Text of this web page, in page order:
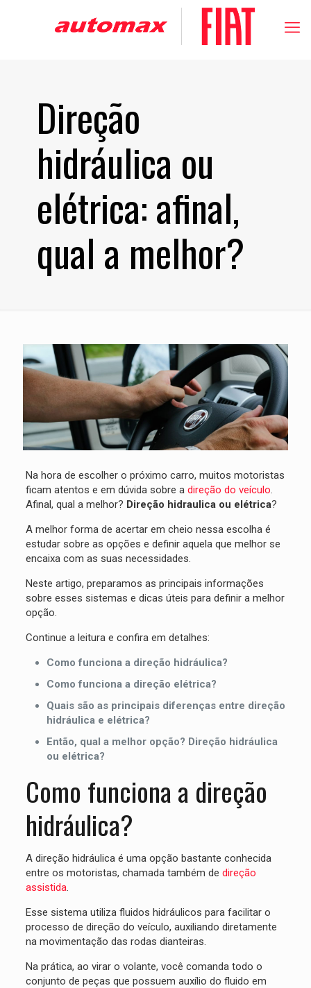
Direção
hidráulica ou
elétrica: afinal,
qual a melhor?
Na hora de escolher o próximo carro, muitos motoristas
ficam atentos e em dúvida sobre a direção do veículo.
Afinal, qual a melhor? Direção hidraulica ou elétrica?
A melhor forma de acertar em cheio nessa escolha é
estudar sobre as opções e definir aquela que melhor se
encaixa com as suas necessidades.
Neste artigo, preparamos as principais informações
sobre esses sistemas e dicas úteis para definir a melhor
opção.
Continue a leitura e confira em detalhes:
Como funciona a direção hidráulica?
Como funciona a direção elétrica?
Quais são as principais diferenças entre direção
hidráulica e elétrica?
Então, qual a melhor opção? Direção hidráulica
ou elétrica?
Como funciona a direção
hidráulica?
A direção hidráulica é uma opção bastante conhecida
entre os motoristas, chamada também de direção
assistida.
Esse sistema utiliza fluidos hidráulicos para facilitar o
processo de direção do veículo, auxiliando diretamente
na movimentação das rodas dianteiras.
Na prática, ao virar o volante, você comanda todo o
conjunto de peças que possuem auxílio do fluido em